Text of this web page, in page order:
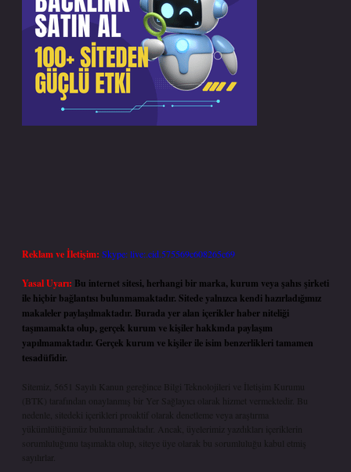
Reklam ve İletişim: Skype: live:.cid.575569c608265c69
Yasal Uyarı: Bu internet sitesi, herhangi bir marka, kurum veya şahıs şirketi
ile hiçbir bağlantısı bulunmamaktadır. Sitede yalnızca kendi hazırladığımız
makaleler paylaşılmaktadır. Burada yer alan içerikler haber niteliği
taşımamakta olup, gerçek kurum ve kişiler hakkında paylaşım
yapılmamaktadır. Gerçek kurum ve kişiler ile isim benzerlikleri tamamen
tesadüfidir.
Sitemiz, 5651 Sayılı Kanun gereğince Bilgi Teknolojileri ve İletişim Kurumu
(BTK) tarafından onaylanmış bir Yer Sağlayıcı olarak hizmet vermektedir. Bu
nedenle, sitedeki içerikleri proaktif olarak denetleme veya araştırma
yükümlülüğümüz bulunmamaktadır. Ancak, üyelerimiz yazdıkları içeriklerin
sorumluluğunu taşımakta olup, siteye üye olarak bu sorumluluğu kabul etmiş
sayılırlar.